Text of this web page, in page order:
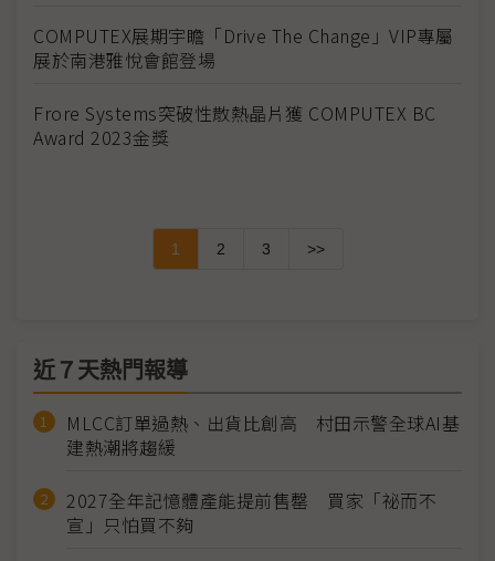
COMPUTEX展期宇瞻「Drive The Change」VIP專屬
展於南港雅悅會館登場
Frore Systems突破性散熱晶片獲 COMPUTEX BC
Award 2023金獎
1 2 3 >>
近７天熱門報導
MLCC訂單過熱、出貨比創高 村田示警全球AI基
建熱潮將趨緩
2027全年記憶體產能提前售罄 買家「祕而不
宣」只怕買不夠